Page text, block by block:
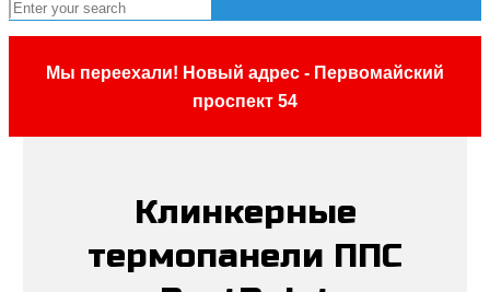
Мы переехали! Новый адрес - Первомайский
проспект 54
Клинкерные
термопанели ППС